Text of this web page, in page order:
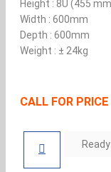
Height : 8U (455
Width : 600mm
Depth : 600mm
Weight : ± 24kg
CALL FOR PRICE